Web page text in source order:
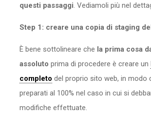
questi passaggi. Vediamoli più nel
Step 1: creare una copia di staging
È bene sottolineare che la prima cosa
assoluto prima di procedere è creare un
completo del proprio sito web, in modo
preparati al 100% nel caso in cui si
modifiche effettuate.